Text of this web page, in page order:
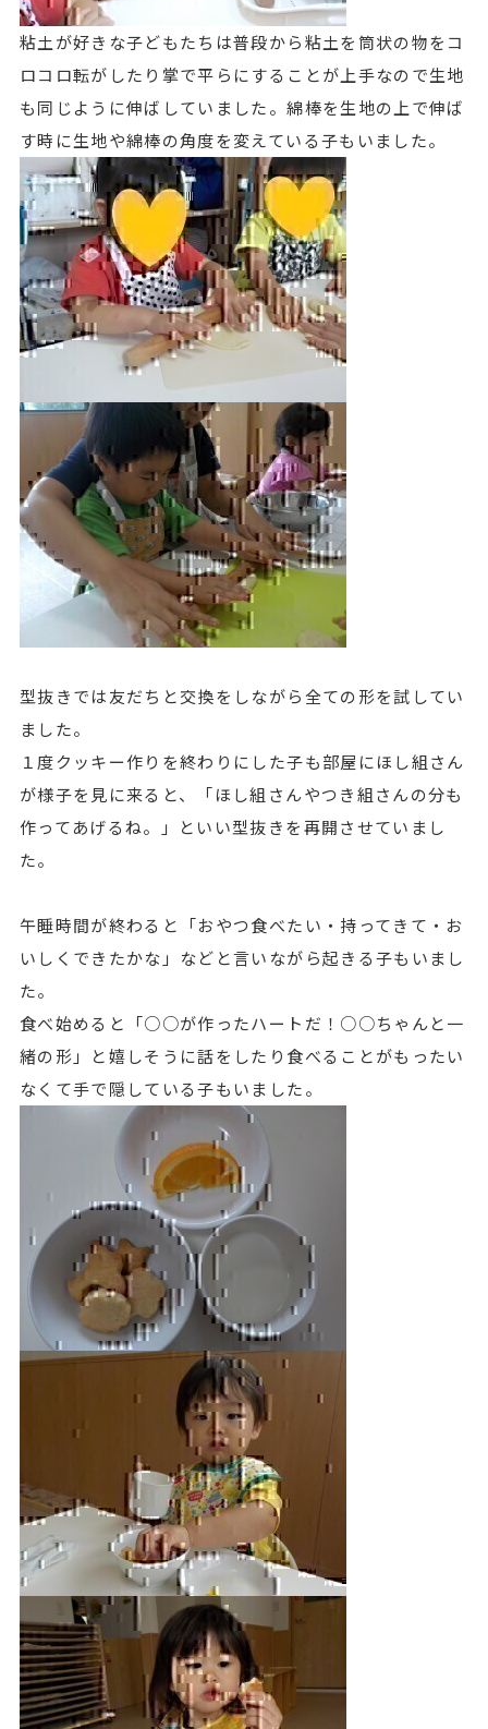
粘土が好きな子どもたちは普段から粘土を筒状の物をコ
ロコロ転がしたり掌で平らにすることが上手なので生地
も同じように伸ばしていました。綿棒を生地の上で伸ば
す時に生地や綿棒の角度を変えている子もいました。
型抜きでは友だちと交換をしながら全ての形を試してい
ました。
１度クッキー作りを終わりにした子も部屋にほし組さん
が様子を見に来ると、「ほし組さんやつき組さんの分も
作ってあげるね。」といい型抜きを再開させていまし
た。
午睡時間が終わると「おやつ食べたい・持ってきて・お
いしくできたかな」などと言いながら起きる子もいまし
た。
食べ始めると「○○が作ったハートだ！○○ちゃんと一
緒の形」と嬉しそうに話をしたり食べることがもったい
なくて手で隠している子もいました。